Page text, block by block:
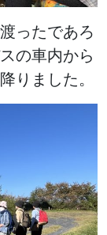
ったであろ
の車内から
りました。